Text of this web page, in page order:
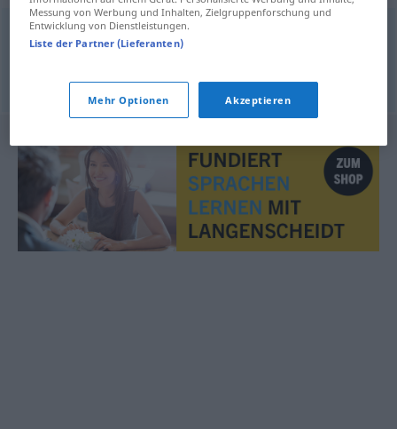
nasycony
© LibreOffice
Messung von Werbung und Inhalten, Zielgruppenforschung und
Entwicklung von Dienstleistungen.
Liste der Partner (Lieferanten)
Mehr Optionen Akzeptieren